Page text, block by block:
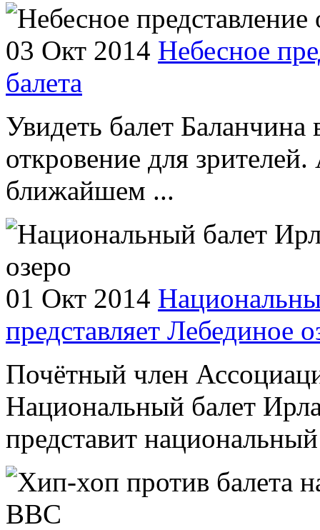
03 Окт 2014 Небесное
балета
Увидеть балет
откровение для
ближайшем ...
01 Окт 2014
представляет Лебединое
Почётный член
Национальный балет
представит